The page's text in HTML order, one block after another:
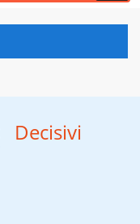
Decisivi